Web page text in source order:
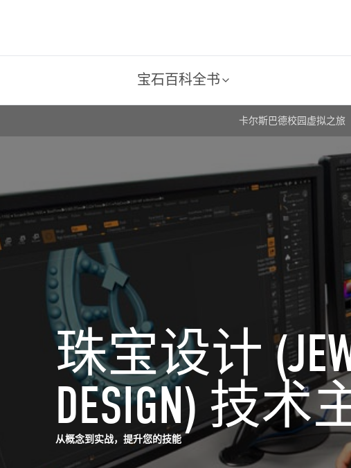
宝石百科全书
卡尔斯巴德校园虚拟之旅
珠宝设计
DESIGN) 技术
从概念到实战，提升您的技能